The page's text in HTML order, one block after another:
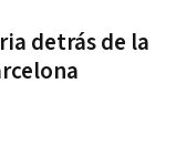
detrás de la